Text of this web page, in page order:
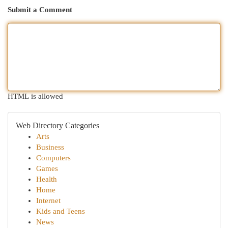
Submit a Comment
HTML is allowed
Web Directory Categories
Arts
Business
Computers
Games
Health
Home
Internet
Kids and Teens
News